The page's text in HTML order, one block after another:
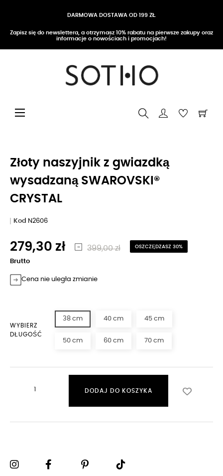
DARMOWA DOSTAWA OD 199 ZŁ
Zapisz się do newslettera, a otrzymasz 10% rabatu na pierwsze zakupy oraz
informacje o nowościach i promocjach!
Przełącz nawigację
☰
Złoty naszyjnik z gwiazdką
wysadzaną SWAROVSKI®
CRYSTAL
Kod N2606
279,30 zł 399,00 zł OSZCZĘDZASZ 30%
Brutto
Cena nie uległa zmianie
WYBIERZ
DŁUGOŚĆ
38 cm 40 cm 45 cm
50 cm 60 cm 70 cm
DODAJ DO KOSZYKA